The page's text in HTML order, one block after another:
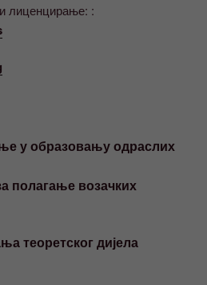
лиценцирање: :
у образовању одраслих
полагање возачких
теоретског дијела